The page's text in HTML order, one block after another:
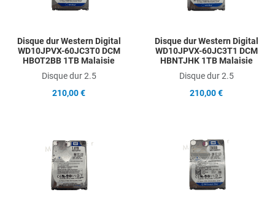
Disque dur Western Digital
WD10JPVX-60JC3T0 DCM
HBOT2BB 1TB Malaisie
Disque dur 2.5
210,00 €
Disque dur Western Digital
WD10JPVX-60JC3T1 DCM
HBNTJHK 1TB Malaisie
Disque dur 2.5
210,00 €
Add to Compare